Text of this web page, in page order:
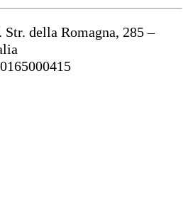
della Romagna, 285 –